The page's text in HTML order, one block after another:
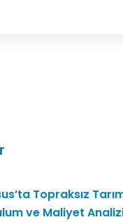
Topraksız
ve Maliyet